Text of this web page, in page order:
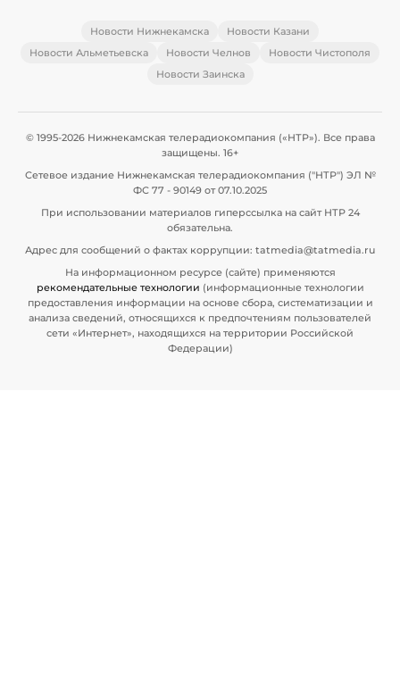
Новости Нижнекамска
Новости Казани
Новости Альметьевска
Новости Челнов
Новости Чистополя
Новости Заинска
© 1995-2026 Нижнекамская телерадиокомпания («НТР»). Все права
защищены. 16+
Сетевое издание Нижнекамская телерадиокомпания ("НТР") ЭЛ №
ФС 77 - 90149 от 07.10.2025
При использовании материалов гиперссылка на сайт НТР 24
обязательна.
Адрес для сообщений о фактах коррупции: tatmedia@tatmedia.ru
На информационном ресурсе (сайте) применяются
рекомендательные технологии (информационные технологии
предоставления информации на основе сбора, систематизации и
анализа сведений, относящихся к предпочтениям пользователей
сети «Интернет», находящихся на территории Российской
Федерации)